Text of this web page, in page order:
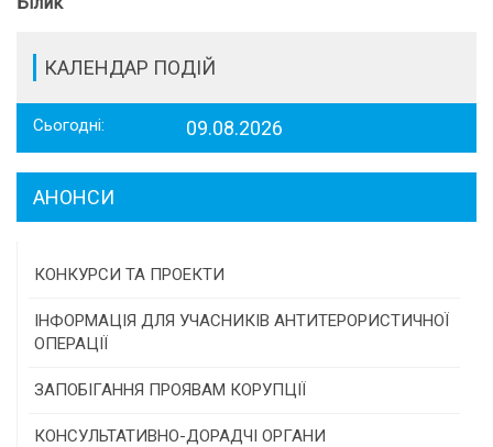
КАЛЕНДАР ПОДІЙ
Сьогодні: 09.08.2026
АНОНСИ
КОНКУРСИ ТА ПРОЕКТИ
Конкурс проектів та програм місцевого
самоврядування
Конкурс інститутів громадянського суспільства
Програми/конкурси МТД
ІНФОРМАЦІЯ ДЛЯ УЧАСНИКІВ АНТИТЕРОРИСТИЧНОЇ
ОПЕРАЦІЇ
ЗАПОБІГАННЯ ПРОЯВАМ КОРУПЦІЇ
КОНСУЛЬТАТИВНО-ДОРАДЧІ ОРГАНИ